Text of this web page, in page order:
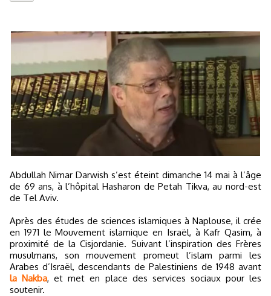
Abdullah Nimar Darwish s’est éteint dimanche 14 mai à l’âge
de 69 ans, à l’hôpital Hasharon de Petah Tikva, au nord-est
de Tel Aviv.
Après des études de sciences islamiques à Naplouse, il crée
en 1971 le Mouvement islamique en Israël, à Kafr Qasim, à
proximité de la Cisjordanie. Suivant l’inspiration des Frères
musulmans, son mouvement promeut l’islam parmi les
Arabes d’Israël, descendants de Palestiniens de 1948 avant
la Nakba, et met en place des services sociaux pour les
soutenir.